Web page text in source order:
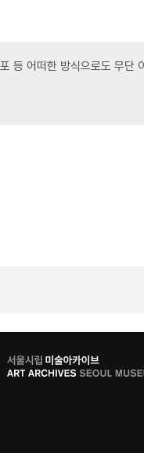
등 어떠한 방식으로도 무단
로
고